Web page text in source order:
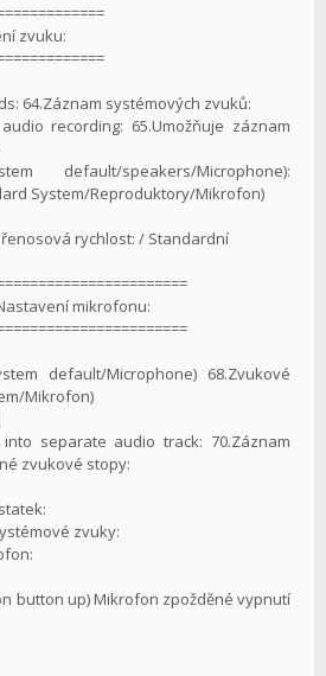
zvuku:
64.Záznam systémových zvuků:
recording: 65.Umožňuje záznam
default/speakers/Microphone):
System/Reproduktory/Mikrofon)
rychlost: / Standardní
mikrofonu:
default/Microphone) 68.Zvukové
Mikrofon)
into separate audio track: 70.Záznam
zvukové stopy:
zvuky:
button up) Mikrofon zpožděné vypnutí